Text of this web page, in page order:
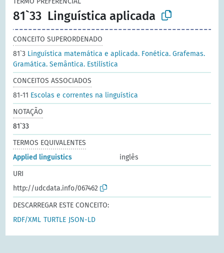
81`33 Linguística aplicada
CONCEITO SUPERORDENADO
81`3 Linguística matemática e aplicada. Fonética. Grafemas.
Gramática. Semântica. Estilística
CONCEITOS ASSOCIADOS
81-11 Escolas e correntes na linguística
NOTAÇÃO
81`33
TERMOS EQUIVALENTES
Applied linguistics
inglês
URI
http://udcdata.info/067462
DESCARREGAR ESTE CONCEITO:
RDF/XML TURTLE JSON-LD